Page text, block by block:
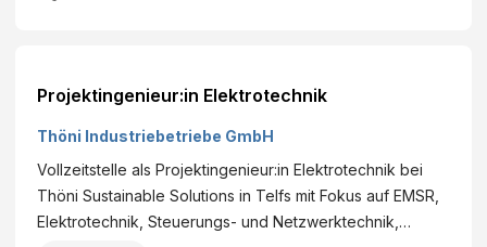
Projektingenieur:in Elektrotechnik
Thöni Industriebetriebe GmbH
Vollzeitstelle als Projektingenieur:in Elektrotechnik bei
Thöni Sustainable Solutions in Telfs mit Fokus auf EMSR,
Elektrotechnik, Steuerungs- und Netzwerktechnik,…